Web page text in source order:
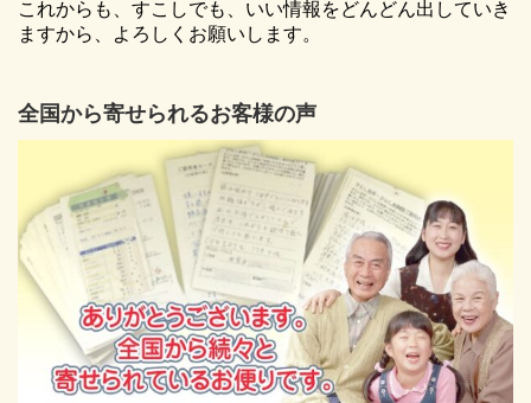
これからも、すこしでも、いい情報をどんどん出していき
ますから、よろしくお願いします。
全国から寄せられるお客様の声